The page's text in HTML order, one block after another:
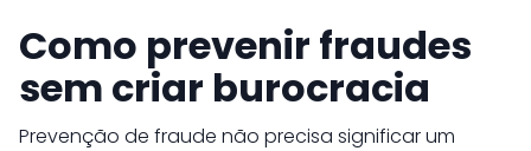
Como prevenir fraudes
sem criar burocracia
Prevenção de fraude não precisa significar um